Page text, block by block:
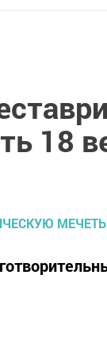
18